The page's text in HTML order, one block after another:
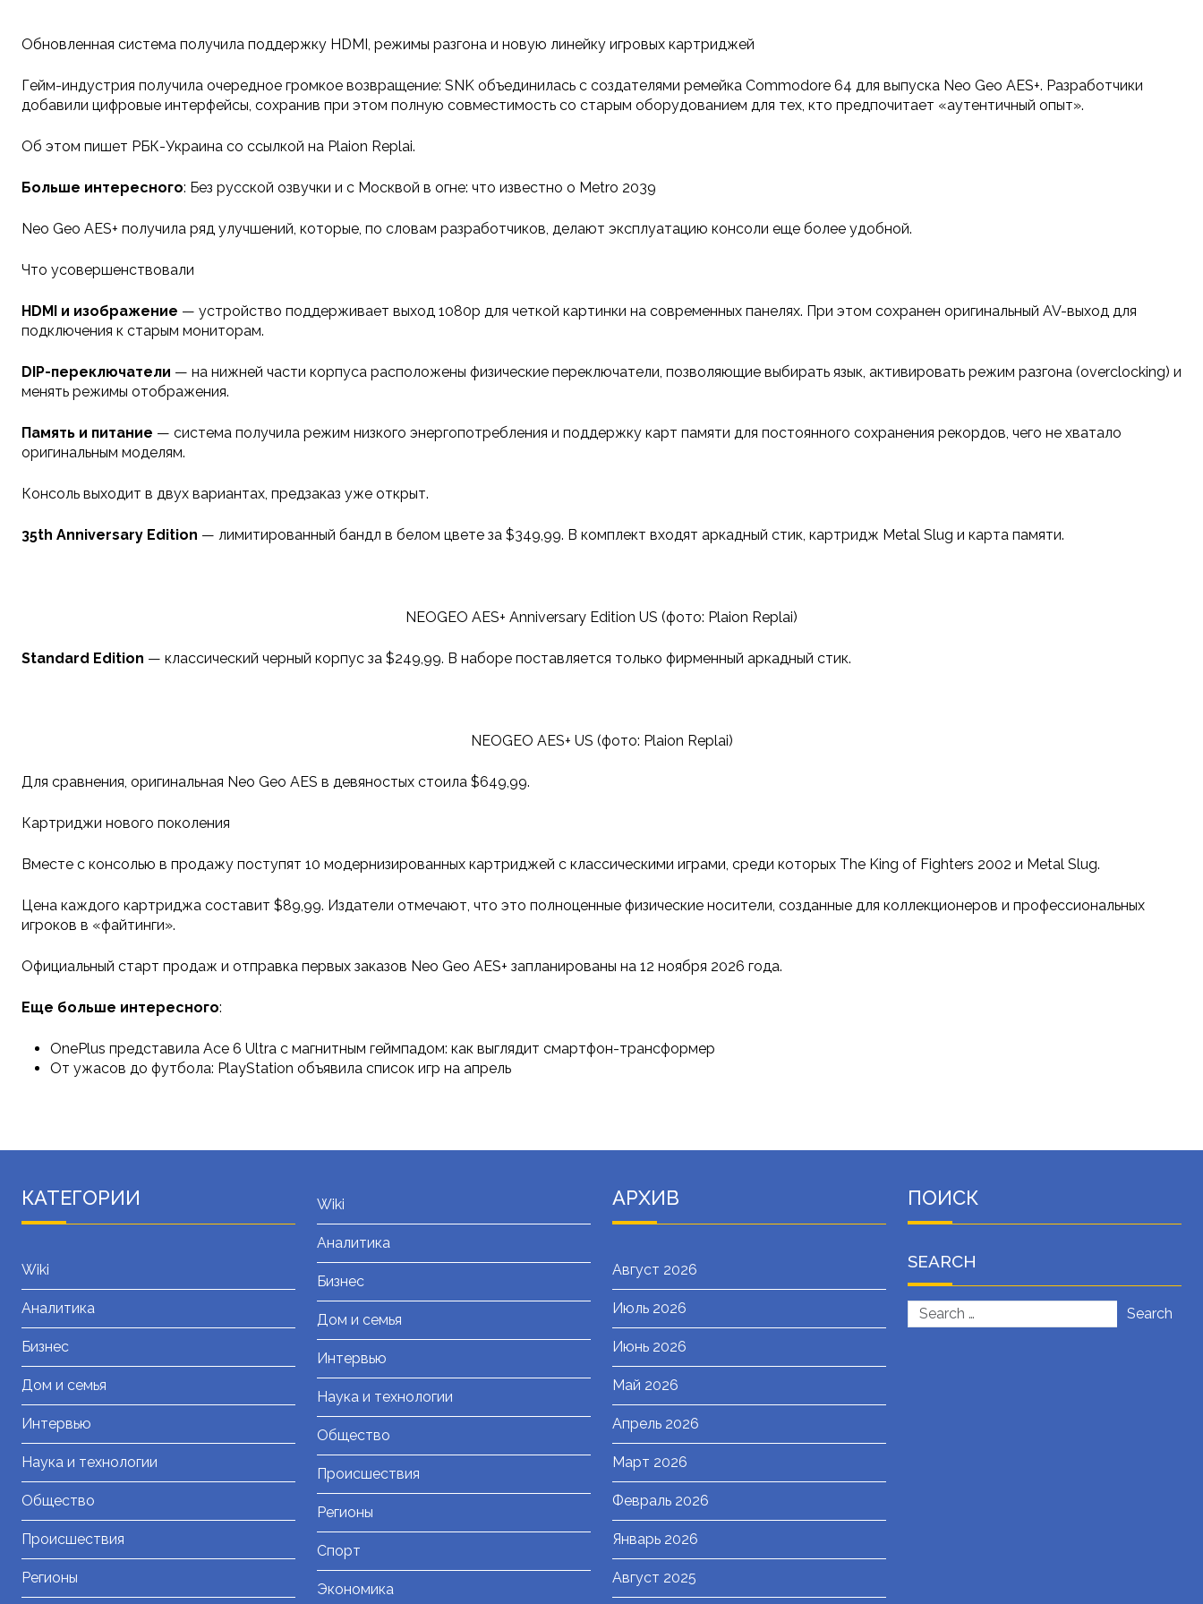
Обновленная система получила поддержку HDMI, режимы разгона и новую линейку игровых картриджей
Гейм-индустрия получила очередное громкое возвращение: SNK объединилась с создателями ремейка Commodore 64 для выпуска Neo Geo AES+. Разработчики
добавили цифровые интерфейсы, сохранив при этом полную совместимость со старым оборудованием для тех, кто предпочитает «аутентичный опыт».
Об этом пишет РБК-Украина со ссылкой на Plaion Replai.
Больше интересного: Без русской озвучки и с Москвой в огне: что известно о Metro 2039
Neo Geo AES+ получила ряд улучшений, которые, по словам разработчиков, делают эксплуатацию консоли еще более удобной.
Что усовершенствовали
HDMI и изображение — устройство поддерживает выход 1080p для четкой картинки на современных панелях. При этом сохранен оригинальный AV-выход для
подключения к старым мониторам.
DIP-переключатели — на нижней части корпуса расположены физические переключатели, позволяющие выбирать язык, активировать режим разгона (overclocking) и
менять режимы отображения.
Память и питание — система получила режим низкого энергопотребления и поддержку карт памяти для постоянного сохранения рекордов, чего не хватало
оригинальным моделям.
Консоль выходит в двух вариантах, предзаказ уже открыт.
35th Anniversary Edition — лимитированный бандл в белом цвете за $349,99. В комплект входят аркадный стик, картридж Metal Slug и карта памяти.
NEOGEO AES+ Anniversary Edition US (фото: Plaion Replai)
Standard Edition — классический черный корпус за $249,99. В наборе поставляется только фирменный аркадный стик.
NEOGEO AES+ US (фото: Plaion Replai)
Для сравнения, оригинальная Neo Geo AES в девяностых стоила $649,99.
Картриджи нового поколения
Вместе с консолью в продажу поступят 10 модернизированных картриджей с классическими играми, среди которых The King of Fighters 2002 и Metal Slug.
Цена каждого картриджа составит $89,99. Издатели отмечают, что это полноценные физические носители, созданные для коллекционеров и профессиональных
игроков в «файтинги».
Официальный старт продаж и отправка первых заказов Neo Geo AES+ запланированы на 12 ноября 2026 года.
Еще больше интересного:
OnePlus представила Ace 6 Ultra с магнитным геймпадом: как выглядит смартфон-трансформер
От ужасов до футбола: PlayStation объявила список игр на апрель
КАТЕГОРИИ
Wiki
Аналитика
Бизнес
Дом и семья
Интервью
Наука и технологии
Общество
Происшествия
Регионы
Wiki
Аналитика
Бизнес
Дом и семья
Интервью
Наука и технологии
Общество
Происшествия
Регионы
Спорт
Экономика
АРХИВ
Август 2026
Июль 2026
Июнь 2026
Май 2026
Апрель 2026
Март 2026
Февраль 2026
Январь 2026
Август 2025
ПОИСК
SEARCH
Search